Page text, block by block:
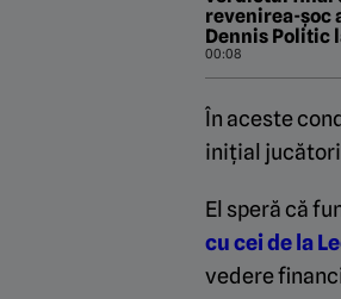
revenirea-șoc
Dennis Politic
„Asta vrem
00:08
În aceste
inițial
El speră că
cu cei de la
vedere